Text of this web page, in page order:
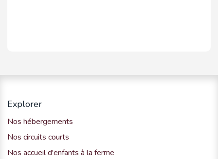
Explorer
Nos hébergements
Nos circuits courts
Nos accueil d'enfants à la ferme